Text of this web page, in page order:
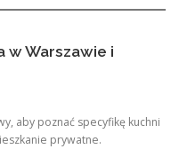
w Warszawie i
aby poznać specyfikę kuchni
prywatne.